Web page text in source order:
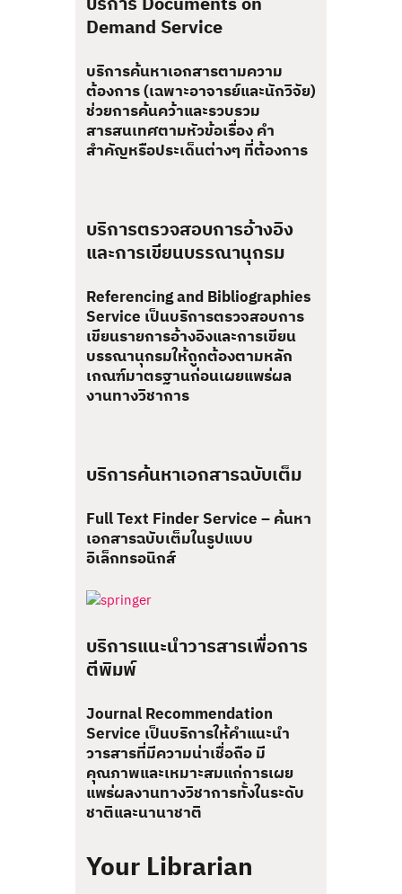
Demand Service
บริการค้นหาเอกสารตามความ
ต้องการ (เฉพาะอาจารย์และนักวิจัย)
ช่วยการค้นคว้าและรวบรวม
สารสนเทศตามหัวข้อเรื่อง คำ
สำคัญหรือประเด็นต่างๆ ที่ต้องการ
บริการตรวจสอบการอ้างอิง
และการเขียนบรรณานุกรม
Referencing and Bibliographies
Service เป็นบริการตรวจสอบการ
เขียนรายการอ้างอิงและการเขียน
บรรณานุกรมให้ถูกต้องตามหลัก
เกณฑ์มาตรฐานก่อนเผยแพร่ผล
งานทางวิชาการ
บริการค้นหาเอกสารฉบับเต็ม
Full Text Finder Service – ค้นหา
เอกสารฉบับเต็มในรูปแบบ
อิเล็กทรอนิกส์
บริการแนะนำวารสารเพื่อการ
ตีพิมพ์
Journal Recommendation
Service เป็นบริการให้คำแนะนำ
วารสารที่มีความน่าเชื่อถือ มี
คุณภาพและเหมาะสมแก่การเผย
แพร่ผลงานทางวิชาการทั้งในระดับ
ชาติและนานาชาติ
Your Librarian